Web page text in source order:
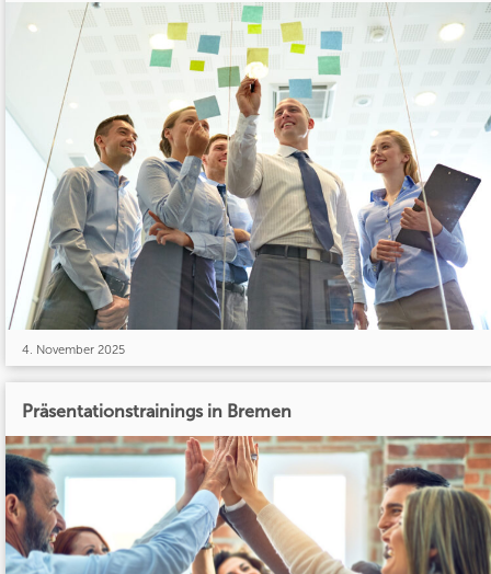
4. November 2025
Präsentationstrainings in Bremen